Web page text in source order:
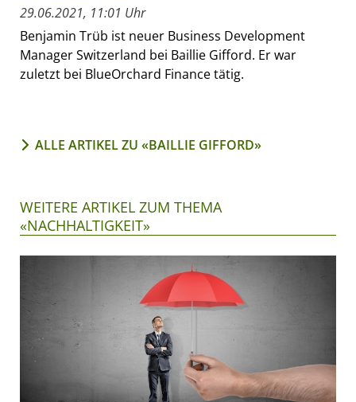
29.06.2021, 11:01 Uhr
Benjamin Trüb ist neuer Business Development
Manager Switzerland bei Baillie Gifford. Er war
zuletzt bei BlueOrchard Finance tätig.
ALLE ARTIKEL ZU «BAILLIE GIFFORD»
WEITERE ARTIKEL ZUM THEMA
«NACHHALTIGKEIT»